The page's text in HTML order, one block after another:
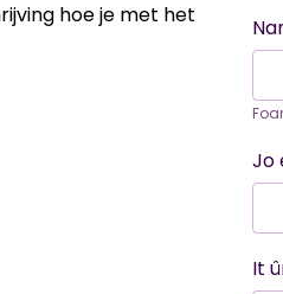
hoe je met het
Jo
It